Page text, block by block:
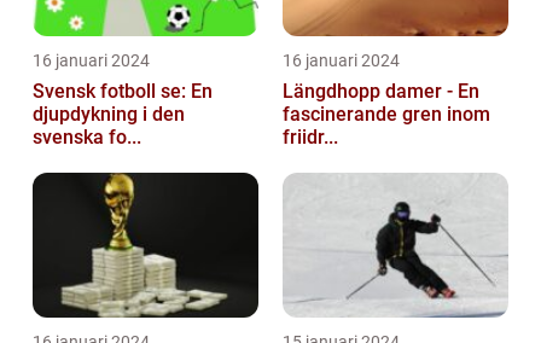
16 januari 2024
Svensk fotboll se: En
djupdykning i den
svenska fo...
16 januari 2024
Längdhopp damer - En
fascinerande gren inom
friidr...